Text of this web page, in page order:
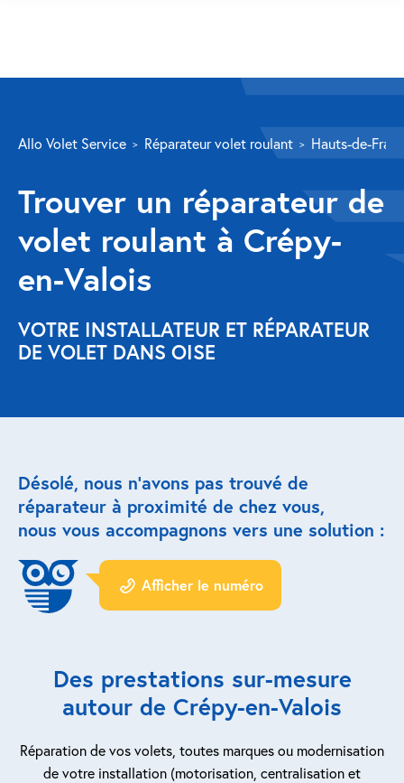
Volet roulant
Réparation
Volet roulant Velux
Au-delà de la fenêtre
Réparation store banne
Réparation portail
Modernisation et domotique
Centralisation volets roulants
Motoriser un volet roulant
ESPACE PRO
Nous recrutons
QUI SOMMES-NOUS ?
Allo Volet Service Réparateur volet roulant Hauts-de-
Trouver un réparateur de
volet roulant à Crépy-
en-Valois
VOTRE INSTALLATEUR ET RÉPARATEUR
DE VOLET DANS OISE
Désolé, nous n’avons pas trouvé de
réparateur à proximité de chez vous,
nous vous accompagnons vers une solution :
Afficher le numéro
Des prestations sur-mesure
autour de Crépy-en-Valois
Réparation de vos volets, toutes marques ou modernisation
de votre installation (motorisation, centralisation et